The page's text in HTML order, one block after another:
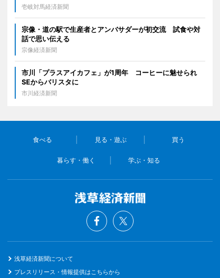
壱岐対馬経済新聞
宗像・道の駅で生産者とアンバサダーが初交流 試食や対
話で思い伝える
宗像経済新聞
市川「プラスアイカフェ」が1周年 コーヒーに魅せられ
SEからバリスタに
市川経済新聞
食べる 見る・遊ぶ 買う
暮らす・働く 学ぶ・知る
浅草経済新聞について
プレスリリース・情報提供はこちらから